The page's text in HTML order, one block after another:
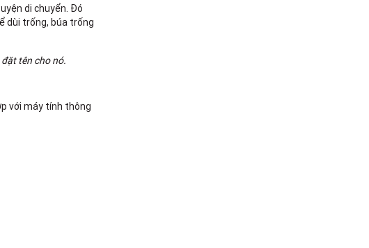
di chuyển. Đó
dùi trống, búa trống
tên cho nó.
với máy tính thông